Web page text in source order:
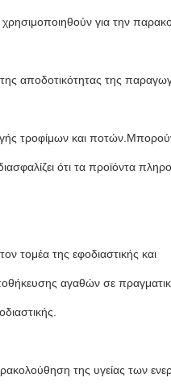
για την
αποδοτικότητας της
τροφίμων και
ότι τα προϊόντα
τομέα της εφοδιαστικής και
αγαθών σε
της υγείας των